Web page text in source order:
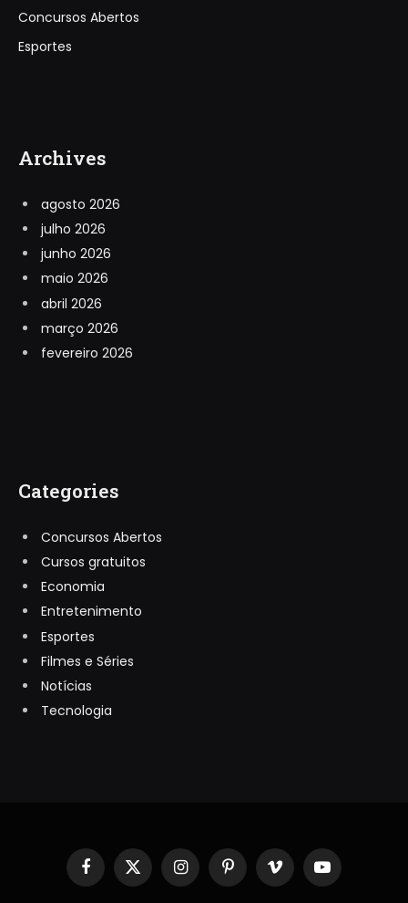
Concursos Abertos
Esportes
Archives
agosto 2026
julho 2026
junho 2026
maio 2026
abril 2026
março 2026
fevereiro 2026
Categories
Concursos Abertos
Cursos gratuitos
Economia
Entretenimento
Esportes
Filmes e Séries
Notícias
Tecnologia
Facebook
X
(Twitter)
InstagramPinterestVimeo YouTube